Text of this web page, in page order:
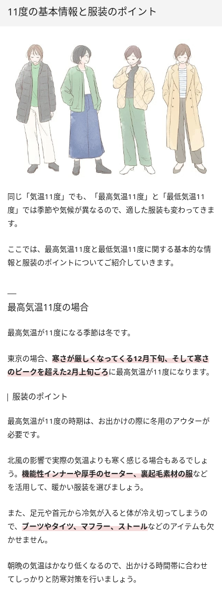
合
11度の基本情報と服装のポイント
同じ「気温11度」でも、「最高気温11度」と「最低気温11
度」では季節や気候が異なるので、適した服装も変わってきま
す。
ここでは、最高気温11度と最低気温11度に関する基本的な情
報と服装のポイントについてご紹介していきます。
最高気温11度の場合
最高気温が11度になる季節は冬です。
東京の場合、 寒さが厳しくなってくる12月下旬、そして寒さ
のピークを超えた2月上旬ごろに最高気温が11度になります。
服装のポイント
最高気温が11度の時期は、お出かけの際に冬用のアウターが
必要です。
北風の影響で実際の気温よりも寒く感じる場合もあるでしょ
う。 機能性インナーや厚手のセーター、裏起毛素材の服など
を活用して、暖かい服装を選びましょう。
また、足元や首元から冷気が入ると体が冷え切ってしまうの
で、 ブーツやタイツ、マフラー、ストールなどのアイテムも欠
かせません。
朝晩の気温はかなり低くなるので、出かける時間帯に合わせ
てしっかりと防寒対策を行いましょう。